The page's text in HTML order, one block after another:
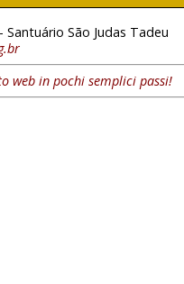
Santuário São Judas Tadeu
web in pochi semplici passi!